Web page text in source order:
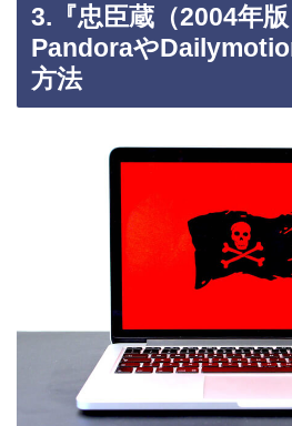
3.『忠臣蔵（2004年
Pandoraや
方法